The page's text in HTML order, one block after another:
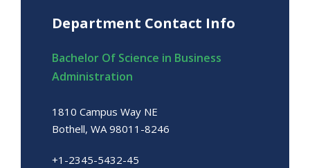
Department Contact Info
Bachelor Of Science in Business
Administration
1810 Campus Way NE
Bothell, WA 98011-8246
+1-2345-5432-45